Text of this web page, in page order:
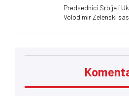
Predsednici Srbije i
Volodimir Zelenski
odnosima, trgovini,
podržava teritorijalni